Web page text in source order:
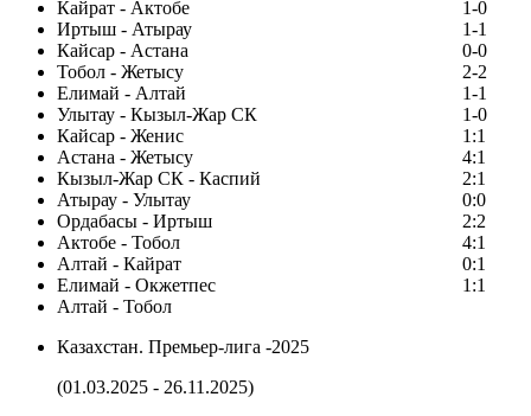
Кайрат - Актобе
1-0
Иртыш - Атырау
1-1
Кайсар - Астана
0-0
Тобол - Жетысу
2-2
Елимай - Алтай
1-1
Улытау - Кызыл-Жар СК
1-0
Кайсар - Женис
1:1
Астана - Жетысу
4:1
Кызыл-Жар СК - Каспий
2:1
Атырау - Улытау
0:0
Ордабасы - Иртыш
2:2
Актобе - Тобол
4:1
Алтай - Кайрат
0:1
Елимай - Окжетпес
1:1
Алтай - Тобол
Казахстан. Премьер-лига -2025
(01.03.2025 - 26.11.2025)